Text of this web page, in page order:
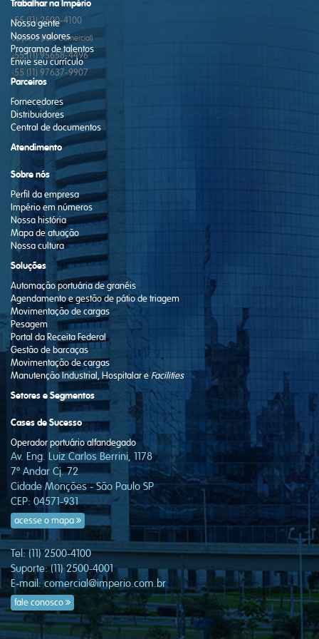
Telefones:
+55 (11) 2500-4100
(Opção 2 para Comercial)
+55 (11) 95658-4496
+55 (11) 97637-9907
Trabalhar na Império
Nossa gente
Nossos valores
Programa de talentos
Envie seu currículo
Parceiros
Fornecedores
Distribuidores
Central de documentos
Atendimento
Sobre nós
Perfil da empresa
Império em números
Nossa história
Mapa de atuação
Nossa cultura
Soluções
Automação portuária de granéis
Agendamento e gestão de pátio de triagem
Movimentação de cargas
Pesagem
Portal da Receita Federal
Gestão de barcaças
Movimentação de cargas
Manutenção Industrial, Hospitalar e Facilities
Setores e Segmentos
Cases de Sucesso
Operador portuário alfandegado
Av. Eng. Luiz Carlos Berrini, 1178
7º Andar Cj. 72
Cidade Monções - São Paulo SP
CEP: 04571-931
acesse o mapa
Tel: (11) 2500-4100
Suporte: (11) 2500-4001
E-mail:comercial@imperio.com.br
fale conosco